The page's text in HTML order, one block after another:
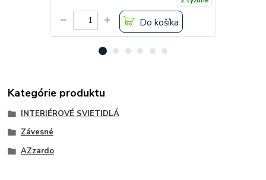
Do košíka
Kategórie produktu
INTERIÉROVÉ SVIETIDLÁ
Závesné
AZzardo